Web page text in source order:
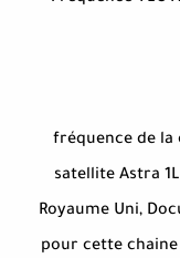
fréquence de la
satellite Astra
Royaume Uni,
pour cette